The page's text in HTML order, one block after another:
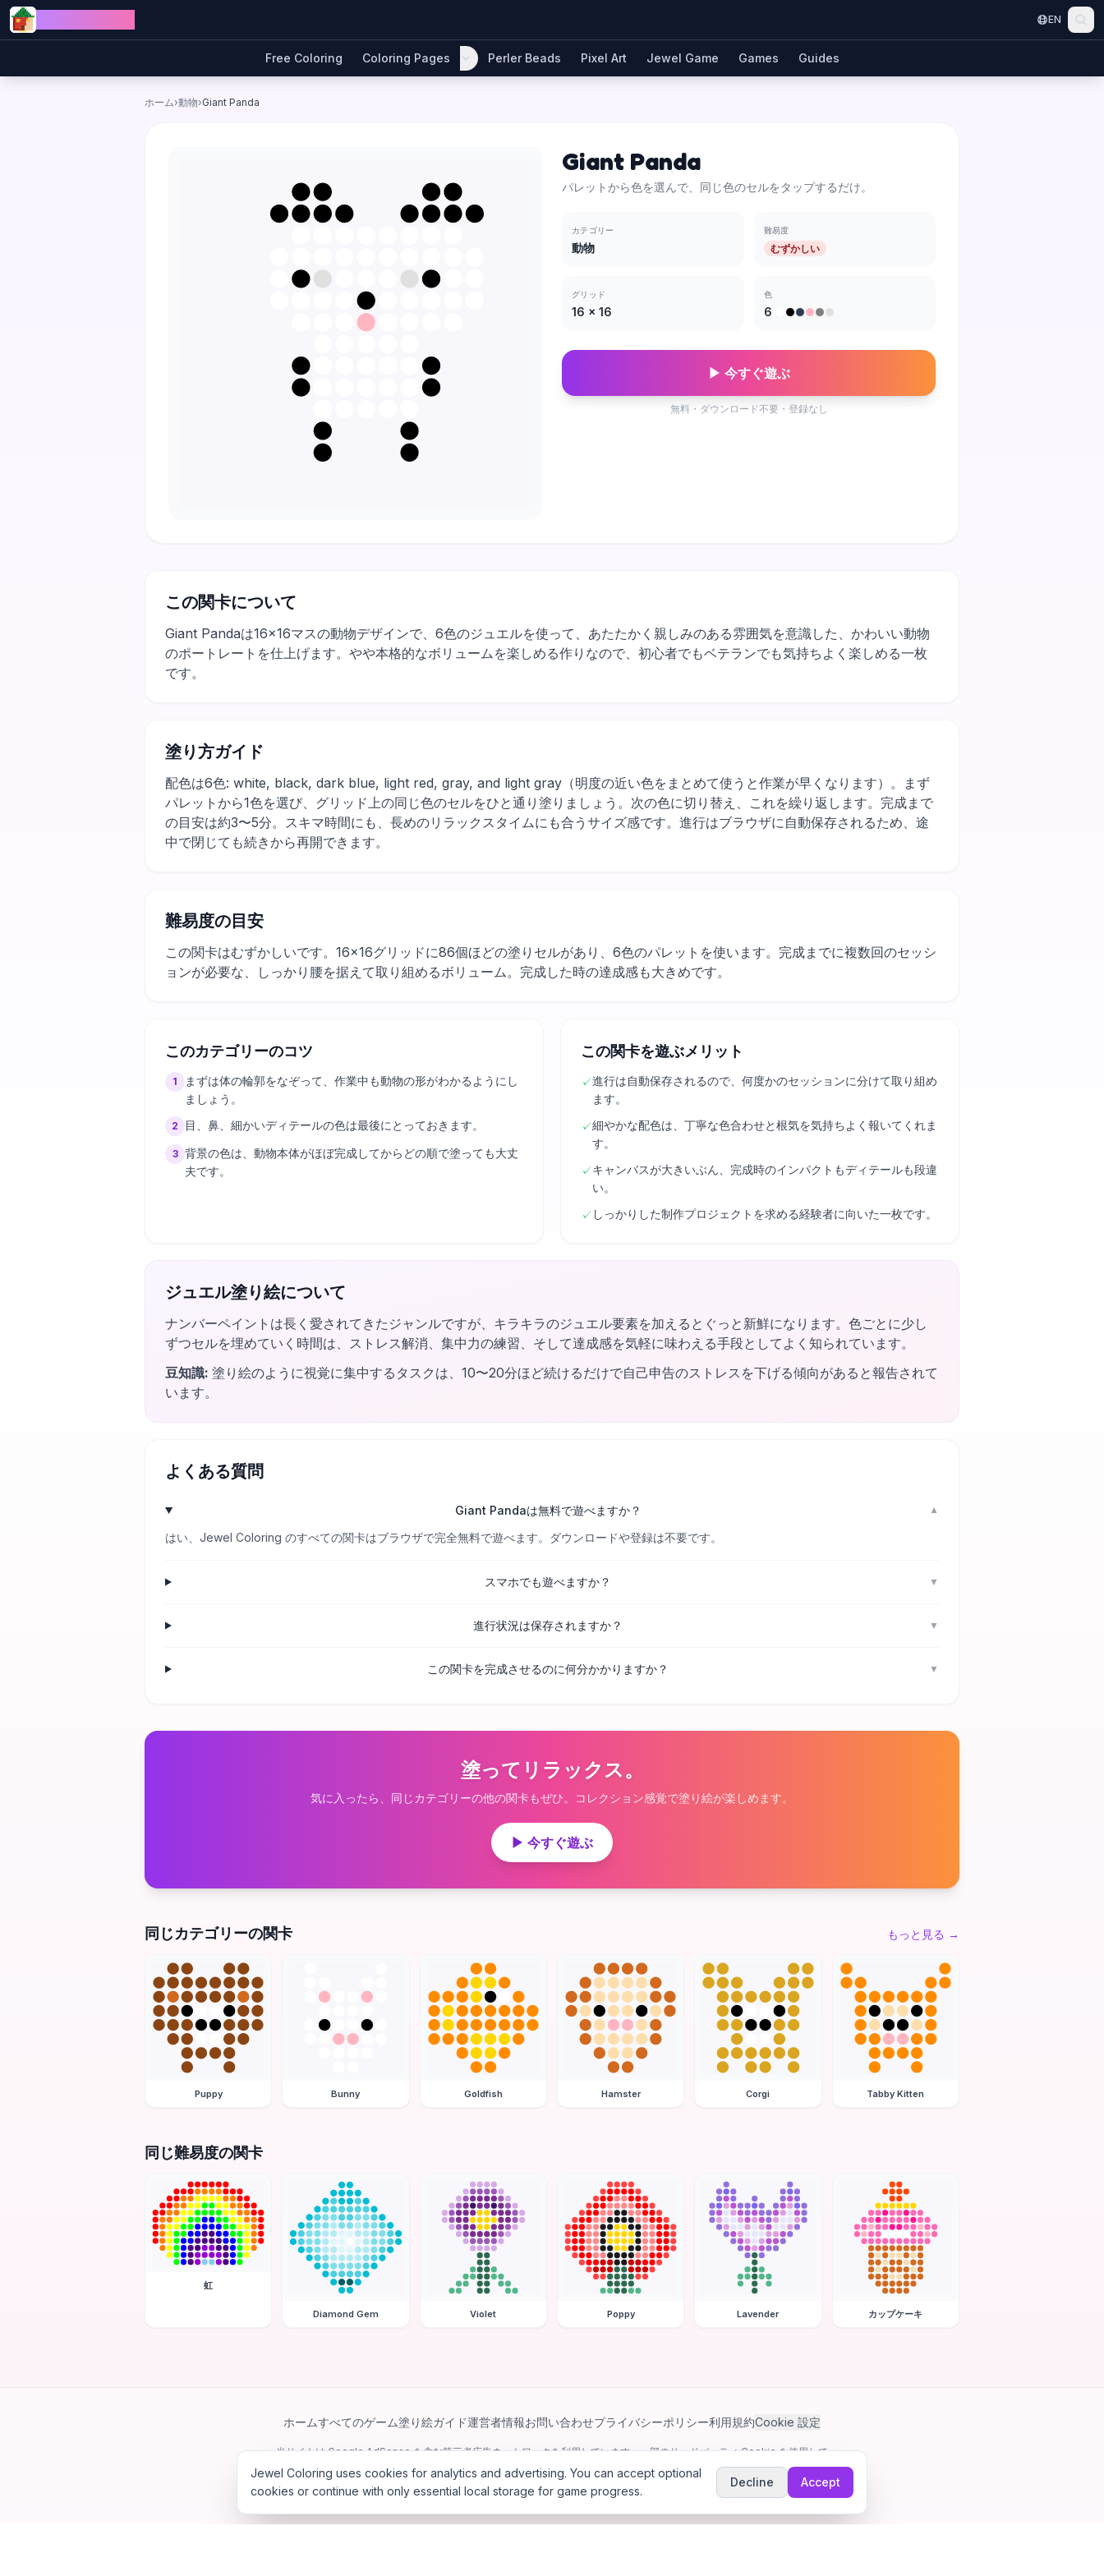
Skip to content
EN
Free Coloring Coloring Pages Perler Beads Pixel Art Jewel Game Games Guides
ホーム›動物›Giant Panda
Giant Panda
パレットから色を選んで、同じ色のセルをタップするだけ。
カテゴリー
動物
難易度
むずかしい
グリッド
16 × 16
色
6
▶ 今すぐ遊ぶ
無料・ダウンロード不要・登録なし
この関卡について
Giant Pandaは16×16マスの動物デザインで、6色のジュエルを使って、あたたかく親しみのある雰囲気を意識した、かわいい動物
のポートレートを仕上げます。やや本格的なボリュームを楽しめる作りなので、初心者でもベテランでも気持ちよく楽しめる一枚
です。
塗り方ガイド
配色は6色: white, black, dark blue, light red, gray, and light gray（明度の近い色をまとめて使うと作業が早くなります）。まず
パレットから1色を選び、グリッド上の同じ色のセルをひと通り塗りましょう。次の色に切り替え、これを繰り返します。完成まで
の目安は約3〜5分。スキマ時間にも、長めのリラックスタイムにも合うサイズ感です。進行はブラウザに自動保存されるため、途
中で閉じても続きから再開できます。
難易度の目安
この関卡はむずかしいです。16×16グリッドに86個ほどの塗りセルがあり、6色のパレットを使います。完成までに複数回のセッシ
ョンが必要な、しっかり腰を据えて取り組めるボリューム。完成した時の達成感も大きめです。
このカテゴリーのコツ
1
まずは体の輪郭をなぞって、作業中も動物の形がわかるようにし
ましょう。
2 目、鼻、細かいディテールの色は最後にとっておきます。
3 背景の色は、動物本体がほぼ完成してからどの順で塗っても大丈
夫です。
この関卡を遊ぶメリット
✓進行は自動保存されるので、何度かのセッションに分けて取り組め
ます。
✓細やかな配色は、丁寧な色合わせと根気を気持ちよく報いてくれま
す。
✓キャンバスが大きいぶん、完成時のインパクトもディテールも段違
い。
✓ しっかりした制作プロジェクトを求める経験者に向いた一枚です。
ジュエル塗り絵について
ナンバーペイントは長く愛されてきたジャンルですが、キラキラのジュエル要素を加えるとぐっと新鮮になります。色ごとに少し
ずつセルを埋めていく時間は、ストレス解消、集中力の練習、そして達成感を気軽に味わえる手段としてよく知られています。
豆知識: 塗り絵のように視覚に集中するタスクは、10〜20分ほど続けるだけで自己申告のストレスを下げる傾向があると報告されて
います。
よくある質問
Giant Pandaは無料で遊べますか？ ▼
はい、Jewel Coloring のすべての関卡はブラウザで完全無料で遊べます。ダウンロードや登録は不要です。
スマホでも遊べますか？ ▼
進行状況は保存されますか？ ▼
この関卡を完成させるのに何分かかりますか？ ▼
塗ってリラックス。
気に入ったら、同じカテゴリーの他の関卡もぜひ。コレクション感覚で塗り絵が楽しめます。
▶ 今すぐ遊ぶ
同じカテゴリーの関卡 もっと見る →
Puppy Bunny Goldfish Hamster Corgi Tabby Kitten
同じ難易度の関卡
虹
Diamond Gem Violet Poppy Lavender カップケーキ
ホームすべてのゲーム塗り絵ガイド運営者情報お問い合わせプライバシーポリシー利用規約Cookie 設定
当サイトは Google AdSense を含む第三者広告ネットワークを利用しています。一部のサードパーティ Cookie を使用して
パーソナライズ広告を配信する場合があります。
©2026 Jewel Coloring— 無料のオンラインダイヤモンドアート＆ビーズアート塗り絵ゲーム。
Jewel Coloring uses cookies for analytics and advertising. You can accept optional
cookies or continue with only essential local storage for game progress.
Decline Accept